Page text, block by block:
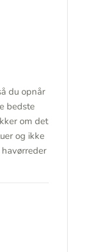
du opnår
bedste
om det
og ikke